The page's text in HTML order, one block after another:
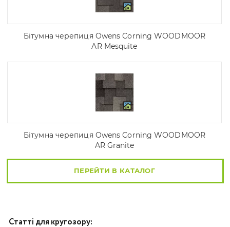
Бітумна черепиця Owens Corning WOODMOOR
AR Mesquite
Бітумна черепиця Owens Corning WOODMOOR
AR Granite
ПЕРЕЙТИ В КАТАЛОГ
Статті для кругозору: